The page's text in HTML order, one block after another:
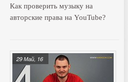
Как проверить музыку на
авторские права на YouTube?
29 Май, 16